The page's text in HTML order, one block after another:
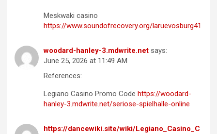
Meskwaki casino
https://www.soundofrecovery.org/laruevosburg41
woodard-hanley-3.mdwrite.net says:
June 25, 2026 at 11:49 AM
References:
Legiano Casino Promo Code https://woodard-
hanley-3.mdwrite.net/seriose-spielhalle-online
https://dancewiki.site/wiki/Legiano_Casino_C